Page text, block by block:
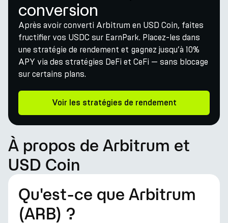
conversion
Après avoir converti Arbitrum en USD Coin, faites
fructifier vos USDC sur EarnPark. Placez-les dans
une stratégie de rendement et gagnez jusqu’à 10%
APY via des stratégies DeFi et CeFi — sans blocage
sur certains plans.
Voir les stratégies de rendement
À propos de Arbitrum et
USD Coin
Qu'est-ce que Arbitrum
(ARB) ?